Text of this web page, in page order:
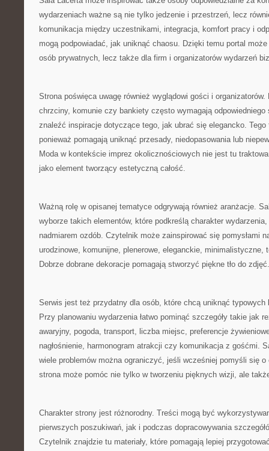
wydarzeniach ważne są nie tylko jedzenie i przestrzeń, lecz
komunikacja między uczestnikami, integracja, komfort pracy i
mogą podpowiadać, jak uniknąć chaosu. Dzięki temu portal
osób prywatnych, lecz także dla firm i organizatorów wydarzeń
Strona poświęca uwagę również wyglądowi gości i
chrzciny, komunie czy bankiety często wymagają
znaleźć inspiracje dotyczące tego, jak ubrać się elegancko.
ponieważ pomagają uniknąć przesady, niedopasowania lub
Moda w kontekście imprez okolicznościowych nie jest tu
jako element tworzący estetyczną całość.
Ważną rolę w opisanej tematyce odgrywają również aranżacje.
wyborze takich elementów, które podkreślą charakter
nadmiarem ozdób. Czytelnik może zainspirować się pomysłami
urodzinowe, komunijne, plenerowe, eleganckie, minimalistyczne,
Dobrze dobrane dekoracje pomagają stworzyć piękne tło do zdjęć.
Serwis jest też przydatny dla osób, które chcą uniknąć typowych
Przy planowaniu wydarzenia łatwo pominąć szczegóły takie jak
awaryjny, pogoda, transport, liczba miejsc, preferencje
nagłośnienie, harmonogram atrakcji czy komunikacja z gośćmi.
wiele problemów można ograniczyć, jeśli wcześniej pomyśli się
strona może pomóc nie tylko w tworzeniu pięknych wizji, ale
Charakter strony jest różnorodny. Treści mogą być
pierwszych poszukiwań, jak i podczas dopracowywania
Czytelnik znajdzie tu materiały, które pomagają lepiej